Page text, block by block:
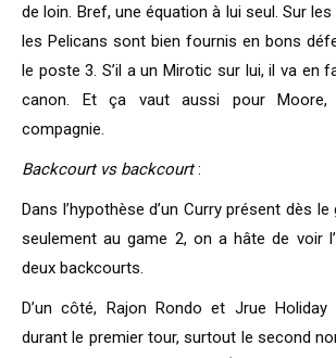
de loin. Bref, une équation à lui seul. Sur
les Pelicans sont bien fournis en bons
le poste 3. S’il a un Mirotic sur lui, il va en
canon. Et ça vaut aussi pour
compagnie.
Backcourt vs backcourt:
Dans l’hypothèse d’un Curry présent dès
seulement au game 2, on a hâte de voir
deux backcourts.
D’un côté, Rajon Rondo et Jrue
durant le premier tour, surtout le second